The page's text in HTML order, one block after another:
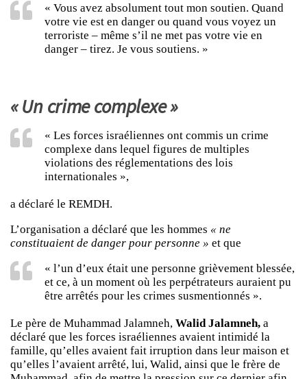
« Vous avez absolument tout mon soutien. Quand
votre vie est en danger ou quand vous voyez un
terroriste – même s’il ne met pas votre vie en
danger – tirez. Je vous soutiens. »
« Un crime complexe »
« Les forces israéliennes ont commis un crime
complexe dans lequel figures de multiples
violations des réglementations des lois
internationales »,
a déclaré le REMDH.
L’organisation a déclaré que les hommes « ne
constituaient de danger pour personne » et que
« l’un d’eux était une personne grièvement blessée,
et ce, à un moment où les perpétrateurs auraient pu
être arrêtés pour les crimes susmentionnés ».
Le père de Muhammad Jalamneh, Walid Jalamneh, a
déclaré que les forces israéliennes avaient intimidé la
famille, qu’elles avaient fait irruption dans leur maison et
qu’elles l’avaient arrêté, lui, Walid, ainsi que le frère de